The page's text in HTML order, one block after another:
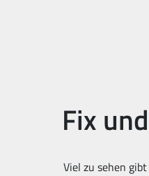
Fix
Viel zu sehen